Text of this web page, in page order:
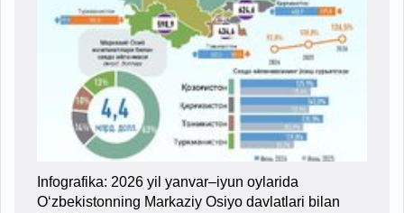
Infografika: 2026 yil yanvar–iyun oylarida
O‘zbekistonning Markaziy Osiyo davlatlari bilan